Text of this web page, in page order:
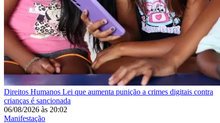
Direitos Humanos Lei que aumenta punição a crimes digitais contra
crianças é sancionada
06/08/2026 às 20:02
Manifestação